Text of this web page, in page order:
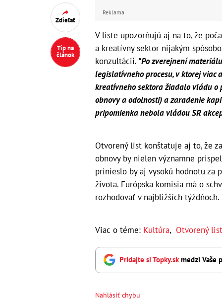
Zdieľať
Tip na
článok
Reklama
V liste upozorňujú aj na to, že
a kreatívny sektor nijakým
konzultácií. "Po zverejnení
legislatívneho procesu, v ktorej viac
kreatívneho sektora žiadalo vládu o
obnovy a odolnosti) a zaradenie
pripomienka nebola vládou SR
Otvorený list konštatuje aj to, že
obnovy by nielen významne
prinieslo by aj vysokú hodnotu za
života. Európska komisia má o
rozhodovať v najbližších týždňoch.
Viac o téme: Kultúra, Otvorený list
Pridajte si Topky.skmedzi Vaše
Nahlásiť chybu